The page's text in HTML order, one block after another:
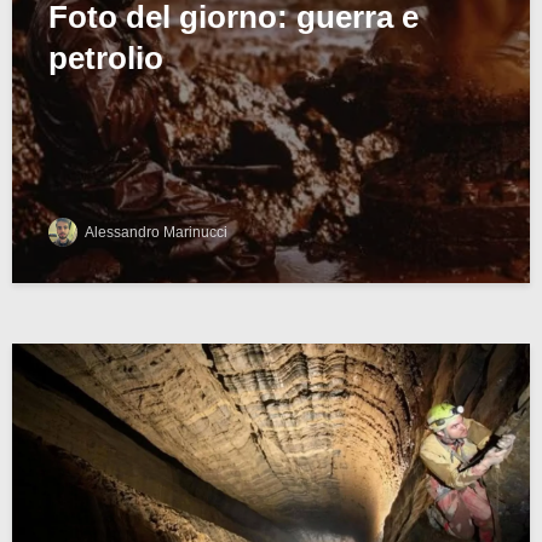
Foto del giorno: guerra e
petrolio
Alessandro Marinucci